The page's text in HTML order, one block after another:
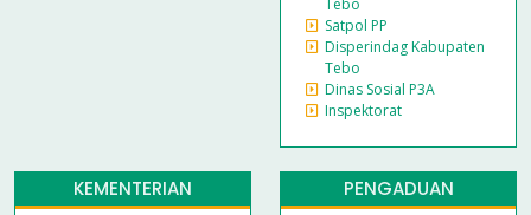
Tebo
Satpol PP
Disperindag Kabupaten
Tebo
Dinas Sosial P3A
Inspektorat
KEMENTERIAN PENGADUAN